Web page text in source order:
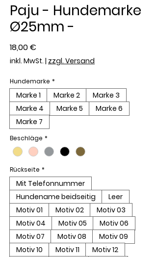
Paju - Hundemarke
Ø25mm -
18,00 €
inkl. MwSt. | zzgl. Versand
Hundemarke *
Marke 1 Marke 2
Marke 3
Marke 4
Marke 5
Marke 6
Marke 7
Beschläge *
Rückseite *
Mit Telefonnummer
Hundename beidseitig
Leer
Motiv 01
Motiv 02
Motiv 03
Motiv 04
Motiv 05
Motiv 06
Motiv 07
Motiv 08
Motiv 09
Motiv 10
Motiv 11
Motiv 12